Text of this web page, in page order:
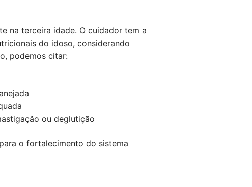
na terceira idade. O cuidador tem a
do idoso, considerando
podemos citar:
ou deglutição
o fortalecimento do sistema